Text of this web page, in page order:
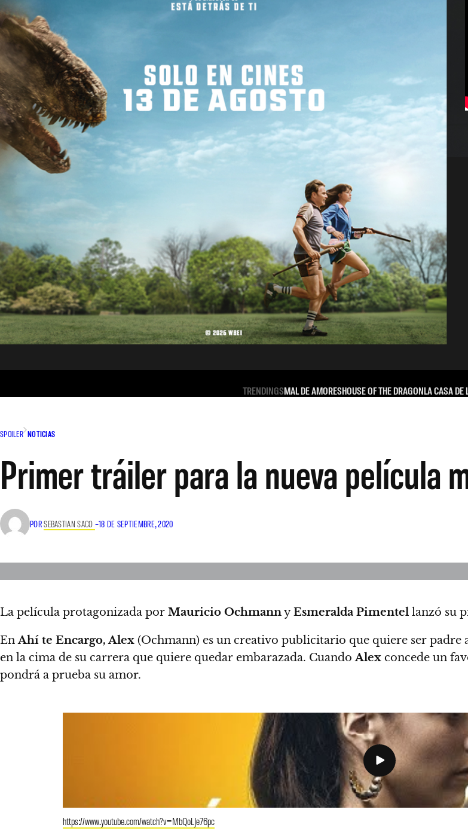
TRENDINGSMAL DE AMORESHOUSE OF THE DRAGONLA CASA DE
SPOILER NOTICIAS
Primer tráiler para la nueva película
PORSEBASTIAN SACO –18 DE SEPTIEMBRE, 2020
La película protagonizada por Mauricio OchmannyEsmeralda Pimentel lanzó su
EnAhí te Encargo, Alex (Ochmann) es un creativo publicitario que quiere ser padre
en la cima de su carrera que quiere quedar embarazada. CuandoAlex concede un
pondrá a prueba su amor.
https://www.youtube.com/watch?v=MbQoLJe76pc